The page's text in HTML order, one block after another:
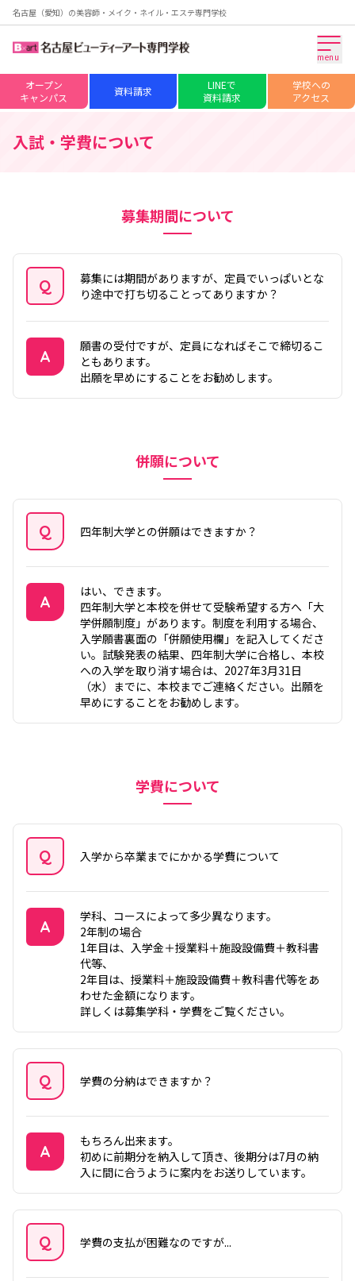
名古屋（愛知）の美容師・メイク・ネイル・エステ専門学校
menu
オープン
キャンパス
資料請求
LINEで
資料請求
学校への
アクセス
入試・学費について
募集期間について
Q
募集には期間がありますが、定員でいっぱいとな
り途中で打ち切ることってありますか？
A
願書の受付ですが、定員になればそこで締切るこ
ともあります。
出願を早めにすることをお勧めします。
併願について
Q 四年制大学との併願はできますか？
A
はい、できます。
四年制大学と本校を併せて受験希望する方へ「大
学併願制度」があります。制度を利用する場合、
入学願書裏面の「併願使用欄」を記入してくださ
い。試験発表の結果、四年制大学に合格し、本校
への入学を取り消す場合は、2027年3月31日
（水）までに、本校までご連絡ください。出願を
早めにすることをお勧めします。
学費について
Q 入学から卒業までにかかる学費について
A
学科、コースによって多少異なります。
2年制の場合
1年目は、入学金＋授業料＋施設設備費＋教科書
代等、
2年目は、授業料＋施設設備費＋教科書代等をあ
わせた金額になります。
詳しくは募集学科・学費をご覧ください。
Q 学費の分納はできますか？
A
もちろん出来ます。
初めに前期分を納入して頂き、後期分は7月の納
入に間に合うように案内をお送りしています。
Q 学費の支払が困難なのですが...